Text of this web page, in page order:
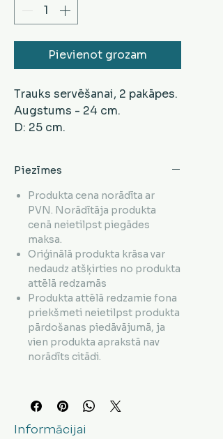
Pievienot grozam
Trauks servēšanai, 2 pakāpes.
Augstums - 24 cm.
D: 25 cm.
Piezīmes
Produkta cena norādīta ar
PVN. Norādītāja produkta
cenā neietilpst piegādes
maksa.
Oriģinālā produkta krāsa var
nedaudz atšķirties no produkta
attēlā redzamās
Produkta attēlā redzamie fona
priekšmeti neietilpst produkta
pārdošanas piedāvājumā, ja
vien produkta aprakstā nav
norādīts citādi.
Informācijai